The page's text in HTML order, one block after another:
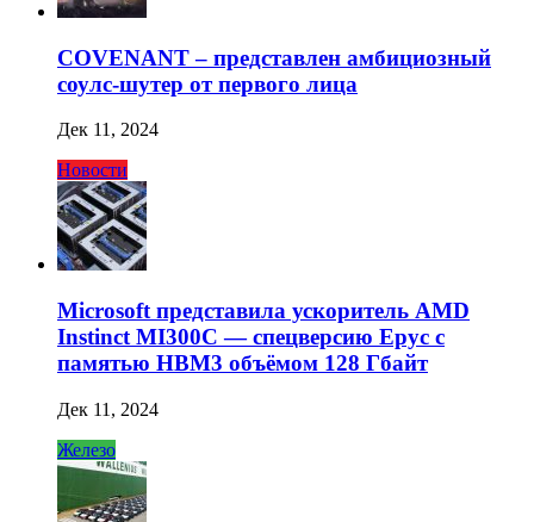
COVENANT – представлен амбициозный
соулс-шутер от первого лица
Дек 11, 2024
Новости
Microsoft представила ускоритель AMD
Instinct MI300C — спецверсию Epyc с
памятью HBM3 объёмом 128 Гбайт
Дек 11, 2024
Железо